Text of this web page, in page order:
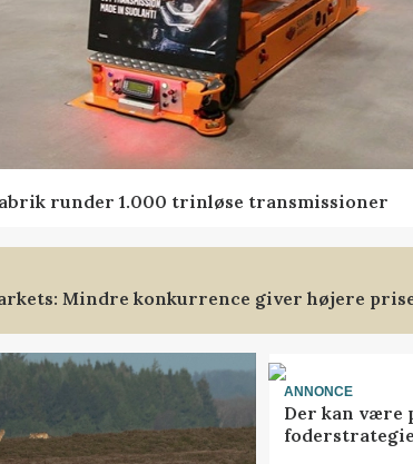
runder 1.000 trinløse transmissioner
Mindre konkurrence giver højere
ANNONCE
Der kan være